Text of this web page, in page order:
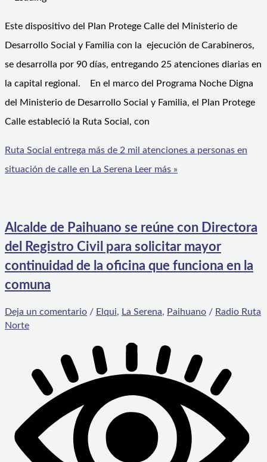
Este dispositivo del Plan Protege Calle del Ministerio de
Desarrollo Social y Familia con la ejecución de Carabineros,
se desarrolla por 90 días, entregando 25 atenciones diarias en
la capital regional. En el marco del Programa Noche Digna
del Ministerio de Desarrollo Social y Familia, el Plan Protege
Calle estableció la Ruta Social, con
Ruta Social entrega más de 2 mil atenciones a personas en
situación de calle en La Serena Leer más »
Alcalde de Paihuano se reúne con Directora
del Registro Civil para solicitar mayor
continuidad de la oficina que funciona en la
comuna
Deja un comentario / Elqui, La Serena, Paihuano / Radio Ruta
Norte